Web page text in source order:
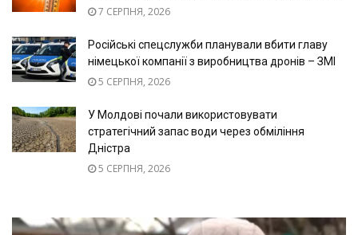
7 СЕРПНЯ, 2026
Російські спецслужби планували вбити главу
німецької компанії з виробництва дронів – ЗМІ
5 СЕРПНЯ, 2026
У Молдові почали використовувати
стратегічний запас води через обміління
Дністра
5 СЕРПНЯ, 2026